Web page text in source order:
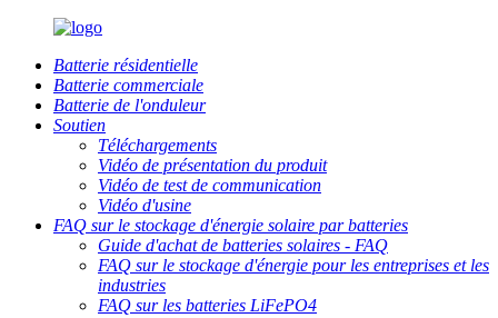
Batterie résidentielle
Batterie commerciale
Batterie de l'onduleur
Soutien
Téléchargements
Vidéo de présentation du produit
Vidéo de test de communication
Vidéo d'usine
FAQ sur le stockage d'énergie solaire par batteries
Guide d'achat de batteries solaires - FAQ
FAQ sur le stockage d'énergie pour les entreprises et les
industries
FAQ sur les batteries LiFePO4